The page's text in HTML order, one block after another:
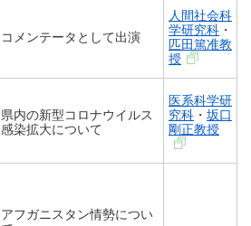
コメンテータとして出演
人間社会科
学研究科 ・
匹田篤准教
授
県内の新型コロナウイルス
感染拡大について
医系科学研
究科 ・ 坂口
剛正教授
アフガニスタン情勢につい